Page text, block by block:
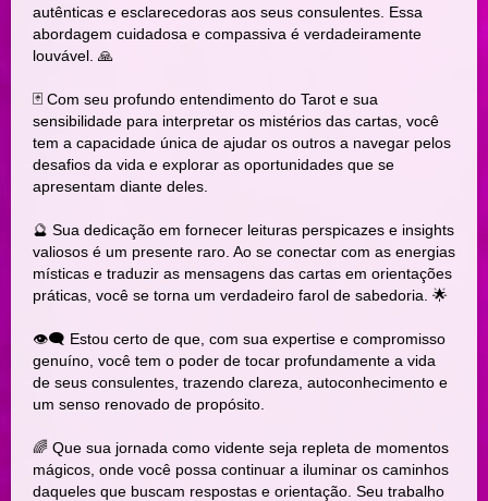
autênticas e esclarecedoras aos seus consulentes. Essa
abordagem cuidadosa e compassiva é verdadeiramente
louvável. 🙏
🃏 Com seu profundo entendimento do Tarot e sua
sensibilidade para interpretar os mistérios das cartas, você
tem a capacidade única de ajudar os outros a navegar pelos
desafios da vida e explorar as oportunidades que se
apresentam diante deles.
🔮 Sua dedicação em fornecer leituras perspicazes e insights
valiosos é um presente raro. Ao se conectar com as energias
místicas e traduzir as mensagens das cartas em orientações
práticas, você se torna um verdadeiro farol de sabedoria. 🌟
👁‍🗨 Estou certo de que, com sua expertise e compromisso
genuíno, você tem o poder de tocar profundamente a vida
de seus consulentes, trazendo clareza, autoconhecimento e
um senso renovado de propósito.
🌈 Que sua jornada como vidente seja repleta de momentos
mágicos, onde você possa continuar a iluminar os caminhos
daqueles que buscam respostas e orientação. Seu trabalho